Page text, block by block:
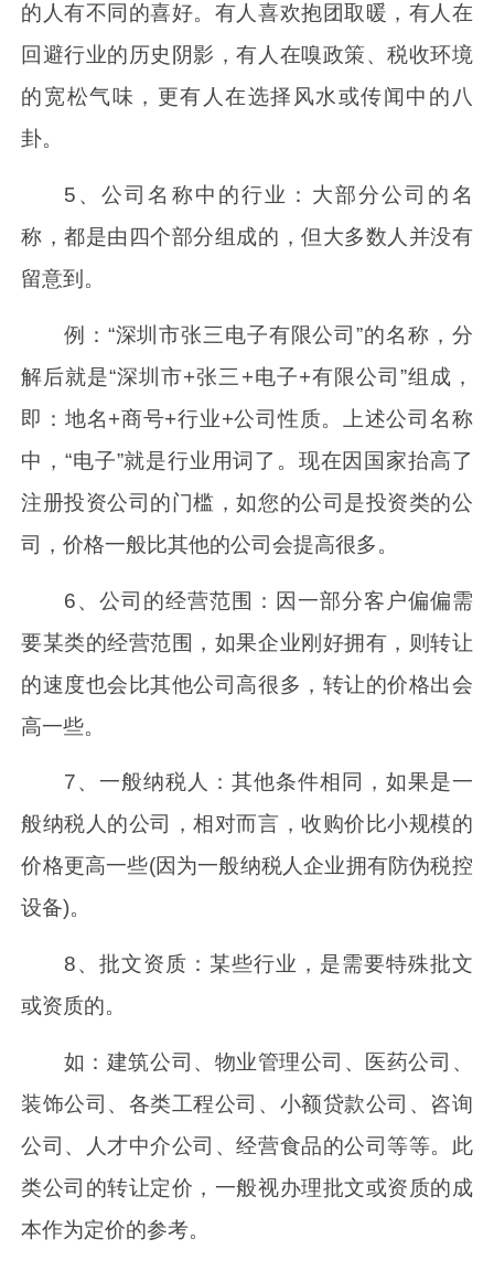
的人有不同的喜好。有人喜欢抱团取暖，有人在
回避行业的历史阴影，有人在嗅政策、税收环境
的宽松气味，更有人在选择风水或传闻中的八
卦。
5、公司名称中的行业：大部分公司的名
称，都是由四个部分组成的，但大多数人并没有
留意到。
例：“深圳市张三电子有限公司”的名称，分
解后就是“深圳市+张三+电子+有限公司”组成，
即：地名+商号+行业+公司性质。上述公司名称
中，“电子”就是行业用词了。现在因国家抬高了
注册投资公司的门槛，如您的公司是投资类的公
司，价格一般比其他的公司会提高很多。
6、公司的经营范围：因一部分客户偏偏需
要某类的经营范围，如果企业刚好拥有，则转让
的速度也会比其他公司高很多，转让的价格出会
高一些。
7、一般纳税人：其他条件相同，如果是一
般纳税人的公司，相对而言，收购价比小规模的
价格更高一些(因为一般纳税人企业拥有防伪税控
设备)。
8、批文资质：某些行业，是需要特殊批文
或资质的。
如：建筑公司、物业管理公司、医药公司、
装饰公司、各类工程公司、小额贷款公司、咨询
公司、人才中介公司、经营食品的公司等等。此
类公司的转让定价，一般视办理批文或资质的成
本作为定价的参考。